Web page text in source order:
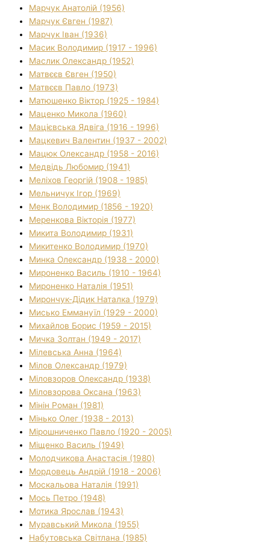
Марчук Анатолій (1956)
Марчук Євген (1987)
Марчук Іван (1936)
Масик Володимир (1917 - 1996)
Маслик Олександр (1952)
Матвєєв Євген (1950)
Матвєєв Павло (1973)
Матюшенко Віктор (1925 - 1984)
Маценко Микола (1960)
Мацієвська Ядвіга (1916 - 1996)
Мацкевич Валентин (1937 - 2002)
Мацюк Олександр (1958 - 2016)
Медвідь Любомир (1941)
Меліхов Георгій (1908 - 1985)
Мельничук Ігор (1969)
Менк Володимир (1856 - 1920)
Меренкова Вікторія (1977)
Микита Володимир (1931)
Микитенко Володимир (1970)
Минка Олександр (1938 - 2000)
Мироненко Василь (1910 - 1964)
Мироненко Наталія (1951)
Мирончук-Дідик Наталка (1979)
Мисько Еммануїл (1929 - 2000)
Михайлов Борис (1959 - 2015)
Мичка Золтан (1949 - 2017)
Мілевська Анна (1964)
Мілов Олександр (1979)
Міловзоров Олександр (1938)
Міловзорова Оксана (1963)
Мінін Роман (1981)
Мінько Олег (1938 - 2013)
Мірошниченко Павло (1920 - 2005)
Міщенко Василь (1949)
Молодчикова Анастасія (1980)
Мордовець Андрій (1918 - 2006)
Москальова Наталія (1991)
Мось Петро (1948)
Мотика Ярослав (1943)
Муравський Микола (1955)
Набутовська Світлана (1985)